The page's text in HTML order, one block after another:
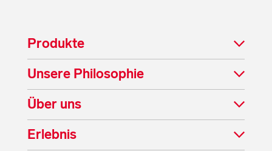
Produkte
Unsere Philosophie
Über uns
Erlebnis